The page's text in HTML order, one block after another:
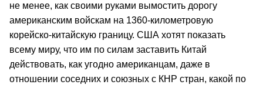
не менее, как своими руками вымостить дорогу
американским войскам на 1360-километровую
корейско-китайскую границу. США хотят показать
всему миру, что им по силам заставить Китай
действовать, как угодно американцам, даже в
отношении соседних и союзных с КНР стран, какой по